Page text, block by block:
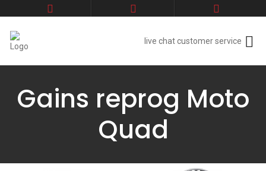
live chat customer service
Gains reprog Moto
Quad